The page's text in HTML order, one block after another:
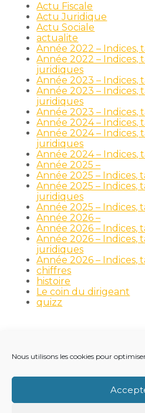
Nous utilisons les cookies pour
Actu Fiscale
Actu Juridique
Actu Sociale
actualite
Année 2022 – Indices,
Année 2022 – Indices,
juridiques
Année 2023 – Indices,
Année 2023 – Indices,
juridiques
Année 2023 – Indices,
Année 2024 – Indices,
Année 2024 – Indices,
juridiques
Année 2024 – Indices,
Année 2025 –
Année 2025 – Indices,
Année 2025 – Indices,
juridiques
Année 2025 – Indices,
Année 2026 –
Année 2026 – Indices,
Année 2026 – Indices,
juridiques
Année 2026 – Indices,
chiffres
histoire
Le coin du dirigeant
quizz
Principale
RECRUTEMENT
VIE DU CABINET